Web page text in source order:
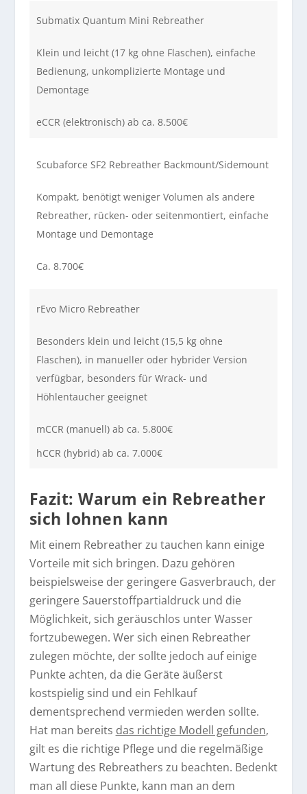
Submatix Quantum Mini Rebreather
Klein und leicht (17 kg ohne Flaschen), einfache
Bedienung, unkomplizierte Montage und
Demontage
eCCR (elektronisch) ab ca. 8.500€
Scubaforce SF2 Rebreather Backmount/Sidemount
Kompakt, benötigt weniger Volumen als andere
Rebreather, rücken- oder seitenmontiert, einfache
Montage und Demontage
Ca. 8.700€
rEvo Micro Rebreather
Besonders klein und leicht (15,5 kg ohne
Flaschen), in manueller oder hybrider Version
verfügbar, besonders für Wrack- und
Höhlentaucher geeignet
mCCR (manuell) ab ca. 5.800€
hCCR (hybrid) ab ca. 7.000€
Fazit: Warum ein Rebreather
sich lohnen kann
Mit einem Rebreather zu tauchen kann einige
Vorteile mit sich bringen. Dazu gehören
beispielsweise der geringere Gasverbrauch, der
geringere Sauerstoffpartialdruck und die
Möglichkeit, sich geräuschlos unter Wasser
fortzubewegen. Wer sich einen Rebreather
zulegen möchte, der sollte jedoch auf einige
Punkte achten, da die Geräte äußerst
kostspielig sind und ein Fehlkauf
dementsprechend vermieden werden sollte.
Hat man bereits das richtige Modell gefunden,
gilt es die richtige Pflege und die regelmäßige
Wartung des Rebreathers zu beachten. Bedenkt
man all diese Punkte, kann man an dem